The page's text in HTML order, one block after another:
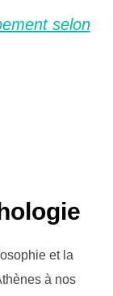
selon
et la
à nos